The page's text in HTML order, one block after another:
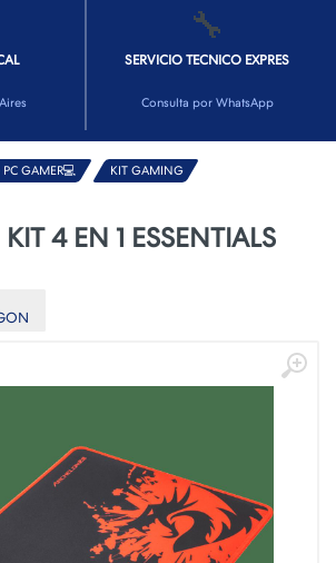
🔧
SERVICIO TECNICO EXPRES
Consulta por WhatsApp
GAMER💻 KIT GAMING
4 EN 1 ESSENTIALS